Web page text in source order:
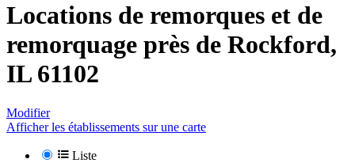
Locations de remorques et de
remorquage près de Rockford,
IL 61102
Modifier
Afficher les établissements sur une carte
Liste